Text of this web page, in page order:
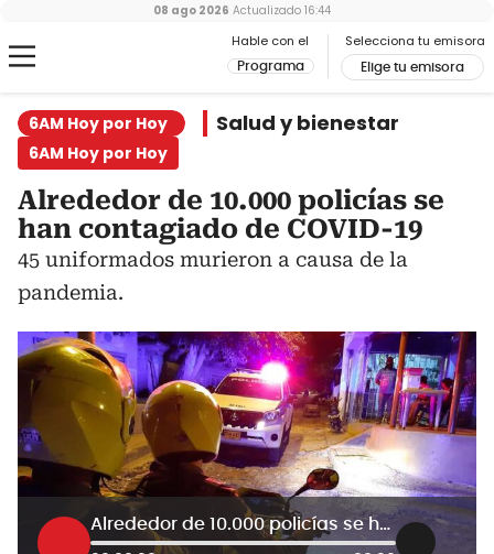
Hable con el
Programa
Selecciona tu emisora
Elige tu emisora
08 ago 2026 Actualizado 16:44
6AM Hoy por Hoy Salud y bienestar
6AM Hoy por Hoy
Alrededor de 10.000 policías se
han contagiado de COVID-19
45 uniformados murieron a causa de la
pandemia.
Alrededor de 10.000 policías se han contagiado de COVID-19